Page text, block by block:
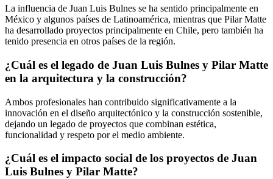
La influencia de Juan Luis Bulnes se ha sentido principalmente en
México y algunos países de Latinoamérica, mientras que Pilar Matte
ha desarrollado proyectos principalmente en Chile, pero también ha
tenido presencia en otros países de la región.
¿Cuál es el legado de Juan Luis Bulnes y Pilar Matte
en la arquitectura y la construcción?
Ambos profesionales han contribuido significativamente a la
innovación en el diseño arquitectónico y la construcción sostenible,
dejando un legado de proyectos que combinan estética,
funcionalidad y respeto por el medio ambiente.
¿Cuál es el impacto social de los proyectos de Juan
Luis Bulnes y Pilar Matte?